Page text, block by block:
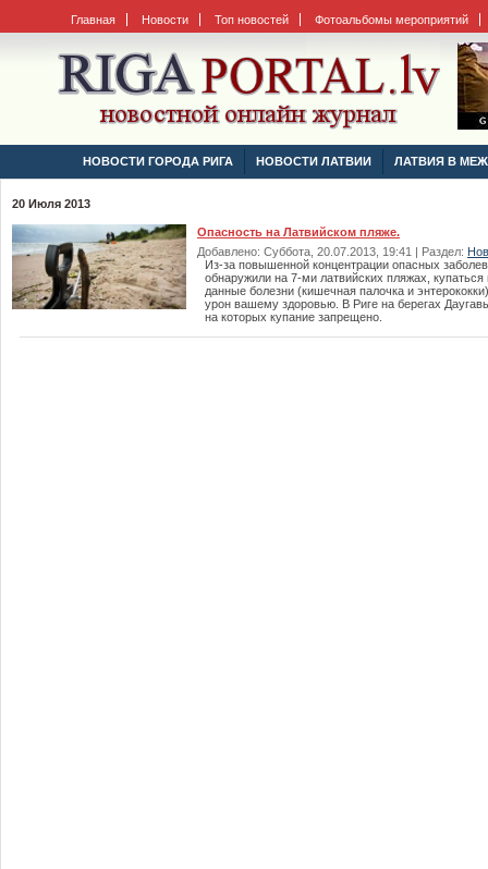
Главная Новости Топ новостей Фотоальбомы мероприятий
НОВОСТИ ГОРОДА РИГА НОВОСТИ ЛАТВИИ ЛАТВИЯ В
20 Июля 2013
Опасность на Латвийском пляже.
Добавлено: Суббота, 20.07.2013, 19:41 | Раздел:
Из-за повышенной концентрации опасных
обнаружили на 7-ми латвийских пляжах,
данные болезни (кишечная палочка и
урон вашему здоровью. В Риге на берегах
на которых купание запрещено.